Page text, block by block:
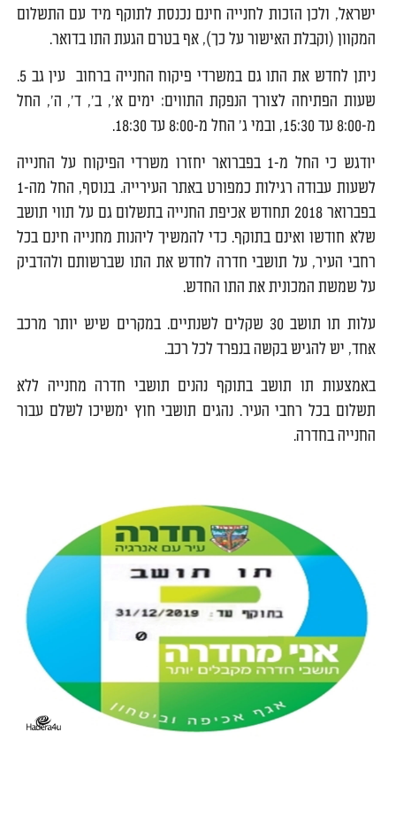
ישראל, ולכן הזכות לחנייה חינם נכנסת לתוקף מיד עם התשלום
המקוון (וקבלת האישור על כך), אף בטרם הגעת התו בדואר.
ניתן לחדש את התו גם במשרדי פיקוח החנייה ברחוב עין גב 5.
שעות הפתיחה לצורך הנפקת התווים: ימים א', ב', ד', ה', החל
מ-8:00 עד 15:30, ובמי ג' החל מ-8:00 עד 18:30.
יודגש כי החל מ-1 בפברואר יחזרו משרדי הפיקוח על החנייה
לשעות עבודה רגילות כמפורט באתר העירייה. בנוסף, החל מה-1
בפברואר 2018 תחודש אכיפת החנייה בתשלום גם על תווי תושב
שלא חודשו ואינם בתוקף. כדי להמשיך ליהנות מחנייה חינם בכל
רחבי העיר, על תושבי חדרה לחדש את התו שברשותם ולהדביק
על שמשת המכונית את התו החדש.
עלות תו תושב 30 שקלים לשנתיים. במקרים שיש יותר מרכב
אחד, יש להגיש בקשה בנפרד לכל רכב.
באמצעות תו תושב בתוקף נהנים תושבי חדרה מחנייה ללא
תשלום בכל רחבי העיר. נהגים תושבי חוץ ימשיכו לשלם עבור
החנייה בחדרה.